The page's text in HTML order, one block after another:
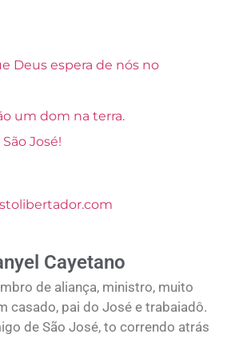
Deus espera de nós no
um dom na terra.
José!
Cayetano
de aliança, ministro, muito
casado, pai do José e trabaiadô.
de São José, to correndo atrás